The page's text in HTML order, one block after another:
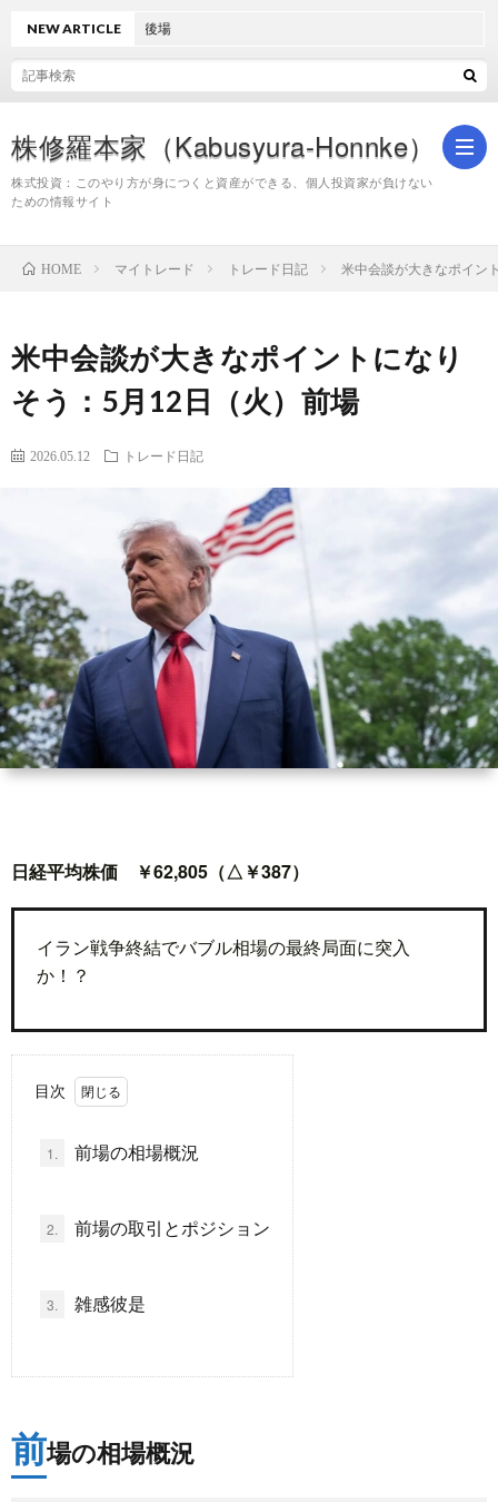
株修羅本家（Kabusyura-Honnke）
株式投資：このやり方が身につくと資産ができる、個人投資家が負けない
ための情報サイト
株
情
勢
マ
NEW ARTICLE
8月6日（木）後場
HOME マイトレード トレード日記 米中会談が大きなポイン
米中会談が大きなポイントになり
そう：5月12日（火）前場
2026.05.12 トレード日記
日経平均株価 ￥62,805（△￥387）
イラン戦争終結でバブル相場の最終局面に突入
か！？
目次
1. 前場の相場概況
2. 前場の取引とポジション
3. 雑感彼是
前場の相場概況